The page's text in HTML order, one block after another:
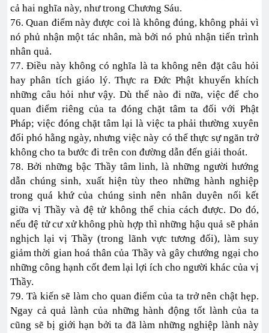
cả hai nghĩa này, như trong Chương Sáu.
76. Quan điểm này được coi là không đúng, không phải vì
nó phủ nhận một tác nhân, mà bởi nó phủ nhận tiến trình
nhân quả.
77. Điều này không có nghĩa là ta không nên đặt câu hỏi
hay phân tích giáo lý. Thực ra Đức Phật khuyến khích
những câu hỏi như vậy. Dù thế nào đi nữa, việc để cho
quan điểm riêng của ta đóng chặt tâm ta đối với Phật
Pháp; việc đóng chặt tâm lại là việc ta phải thường xuyên
đối phó hằng ngày, nhưng việc này có thể thực sự ngăn trở
không cho ta bước đi trên con đường dẫn đến giải thoát.
78. Bởi những bậc Thầy tâm linh, là những người hướng
dẫn chúng sinh, xuất hiện tùy theo những hành nghiệp
trong quá khứ của chúng sinh nên nhân duyên nối kết
giữa vị Thầy và đệ tử không thể chia cách được. Do đó,
nếu đệ tử cư xử không phù hợp thì những hậu quả sẽ phản
nghịch lại vị Thầy (trong lãnh vực tương đối), làm suy
giảm thời gian hoá thân của Thầy và gây chướng ngại cho
những công hạnh cốt đem lại lợi ích cho người khác của vị
Thầy.
79. Tà kiến sẽ làm cho quan điểm của ta trở nên chật hẹp.
Ngay cả quả lành của những hành động tốt lành của ta
cũng sẽ bị giới hạn bởi ta đã làm những nghiệp lành này